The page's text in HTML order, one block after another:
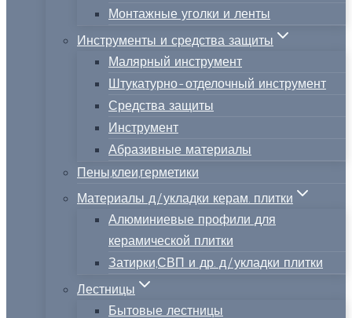
Монтажные уголки и ленты
Инструменты и средства защиты
Малярный инструмент
Штукатурно-отделочный инструмент
Средства защиты
Инструмент
Абразивные материалы
Пены,клеи,герметики
Материалы д/укладки керам. плитки
Алюминиевые профили для
керамической плитки
Затирки,СВП и др. д/укладки плитки
Лестницы
Бытовые лестницы